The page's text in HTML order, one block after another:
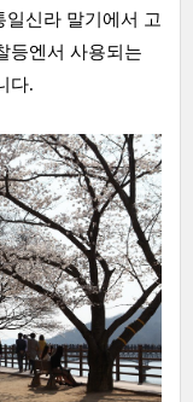
일신라 말기에서 고
등엔서 사용되는
다.